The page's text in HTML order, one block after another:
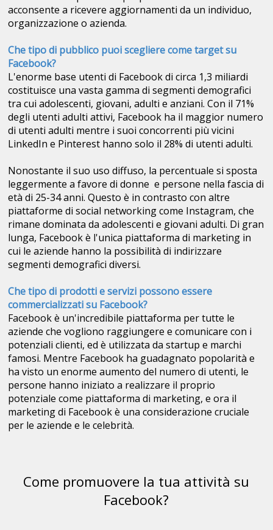
acconsente a ricevere aggiornamenti da un individuo,
organizzazione o azienda.
Che tipo di pubblico puoi scegliere come target su
Facebook?
L'enorme base utenti di Facebook di circa 1,3 miliardi
costituisce una vasta gamma di segmenti demografici
tra cui adolescenti, giovani, adulti e anziani. Con il 71%
degli utenti adulti attivi, Facebook ha il maggior numero
di utenti adulti mentre i suoi concorrenti più vicini
LinkedIn e Pinterest hanno solo il 28% di utenti adulti.
Nonostante il suo uso diffuso, la percentuale si sposta
leggermente a favore di donne e persone nella fascia di
età di 25-34 anni. Questo è in contrasto con altre
piattaforme di social networking come Instagram, che
rimane dominata da adolescenti e giovani adulti. Di gran
lunga, Facebook è l'unica piattaforma di marketing in
cui le aziende hanno la possibilità di indirizzare
segmenti demografici diversi.
Che tipo di prodotti e servizi possono essere
commercializzati su Facebook?
Facebook è un'incredibile piattaforma per tutte le
aziende che vogliono raggiungere e comunicare con i
potenziali clienti, ed è utilizzata da startup e marchi
famosi. Mentre Facebook ha guadagnato popolarità e
ha visto un enorme aumento del numero di utenti, le
persone hanno iniziato a realizzare il proprio
potenziale come piattaforma di marketing, e ora il
marketing di Facebook è una considerazione cruciale
per le aziende e le celebrità.
Come promuovere la tua attività su
Facebook?